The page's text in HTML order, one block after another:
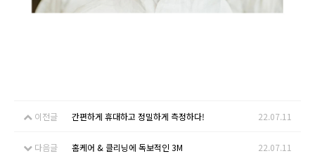
이전글 간편하게 휴대하고 정밀하게 측정하다! 22.07.11
다음글 홈케어 & 클리닝에 독보적인 3M 22.07.11